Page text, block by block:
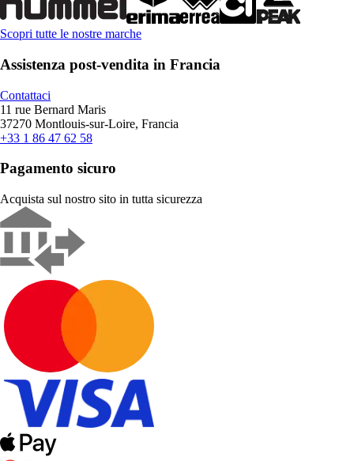
Scopri tutte le nostre marche
Assistenza post-vendita in Francia
Contattaci
11 rue Bernard Maris
37270 Montlouis-sur-Loire, Francia
+33 1 86 47 62 58
Pagamento sicuro
Acquista sul nostro sito in tutta sicurezza